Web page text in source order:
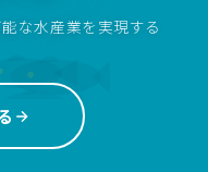
な水産業を実現する